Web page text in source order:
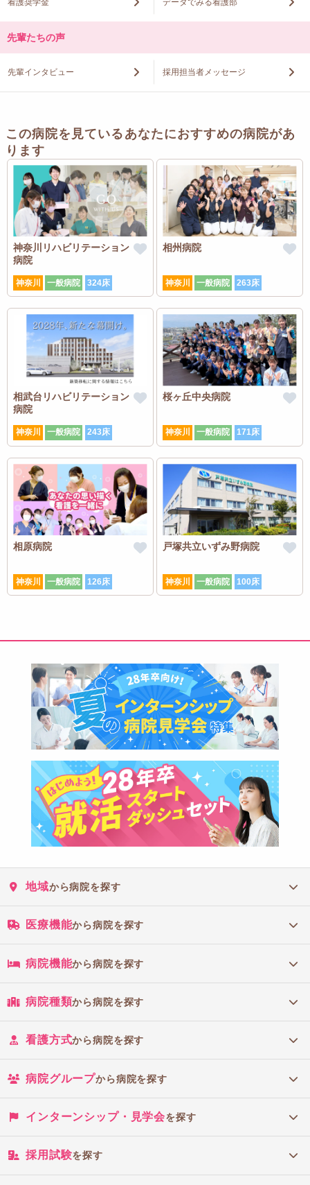
看護奨学金 データでみる看護部
先輩たちの声
先輩インタビュー 採用担当者メッセージ
この病院を見ているあなたにおすすめの病院があ
ります
神奈川リハビリテーション
病院
神奈川 一般病院 324床
相州病院
神奈川 一般病院 263床
相武台リハビリテーション
病院
神奈川 一般病院 243床
桜ヶ丘中央病院
神奈川 一般病院 171床
相原病院
神奈川 一般病院 126床
戸塚共立いずみ野病院
神奈川 一般病院 100床
地域から病院を探す
医療機能から病院を探す
病院機能から病院を探す
病院種類から病院を探す
看護方式から病院を探す
病院グループから病院を探す
インターンシップ・見学会を探す
採用試験を探す